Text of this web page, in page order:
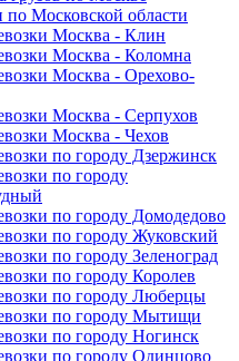
по Московской области
Москва - Клин
Москва - Коломна
Москва - Орехово-
Москва - Серпухов
Москва - Чехов
по городу Дзержинск
по городу
по городу Домодедово
по городу Жуковский
по городу Зеленоград
по городу Королев
по городу Люберцы
по городу Мытищи
по городу Ногинск
по городу Одинцово